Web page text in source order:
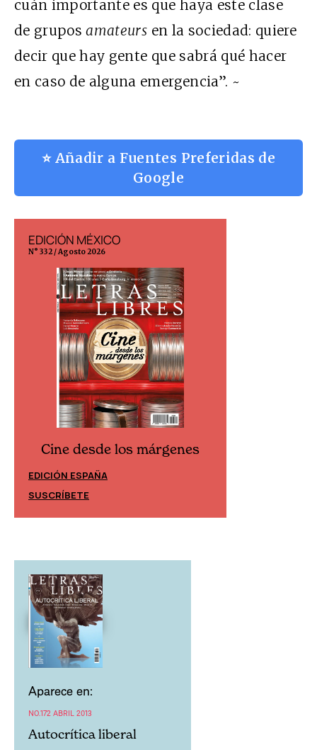
cuán importante es que haya este clase
de gruposamateurs en la sociedad: quiere
decir que hay gente que sabrá qué hacer
en caso de alguna emergencia”. ~
⭐ Añadir a Fuentes Preferidas de
Google
EDICIÓN MÉXICO
N° 332 / Agosto 2026
Cine desde los márgenes
EDICIÓN ESPAÑA
SUSCRÍBETE
Aparece en:
NO.172 ABRIL 2013
Autocrítica liberal